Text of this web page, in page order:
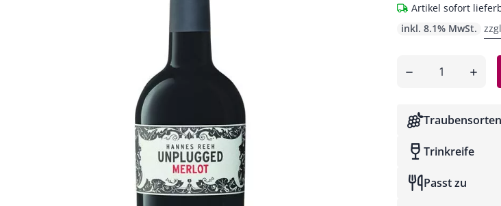
Artikel sofort
inkl. 8.1% MwSt.
Traubensorten
Trinkreife
Passt zu